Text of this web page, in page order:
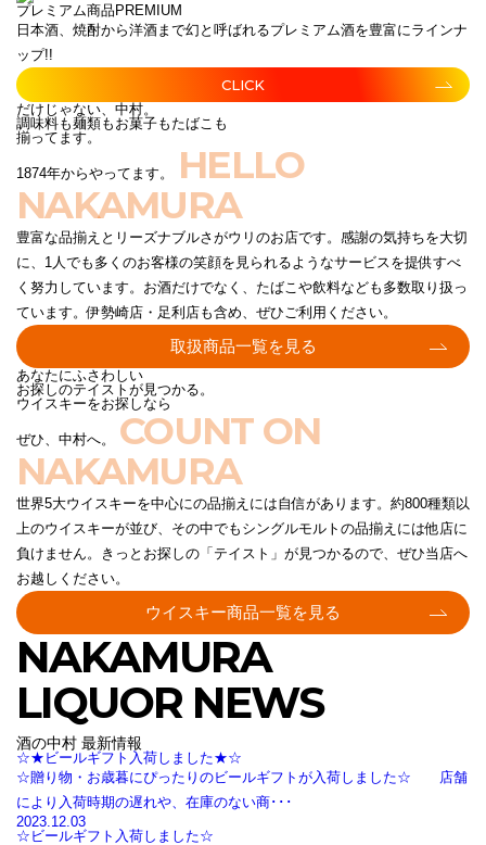
プレミアム商品 PREMIUM
日本酒、焼酎から洋酒まで幻と呼ばれるプレミアム酒を豊富にラインナ
ップ!!
CLICK
だけじゃない、中村。
調味料も麺類もお菓子もたばこも
揃ってます。
1874年からやってます。
HELLO
NAKAMURA
豊富な品揃えとリーズナブルさがウリのお店です。感謝の気持ちを大切
に、1人でも多くのお客様の笑顔を見られるようなサービスを提供すべ
く努力しています。お酒だけでなく、たばこや飲料なども多数取り扱っ
ています。伊勢崎店・足利店も含め、ぜひご利用ください。
取扱商品一覧を見る
あなたにふさわしい
お探しのテイストが見つかる。
ウイスキーをお探しなら
ぜひ、中村へ。 COUNT ON
NAKAMURA
世界5大ウイスキーを中心にの品揃えには自信があります。約800種類以
上のウイスキーが並び、その中でもシングルモルトの品揃えには他店に
負けません。きっとお探しの「テイスト」が見つかるので、ぜひ当店へ
お越しください。
ウイスキー商品一覧を見る
NAKAMURA
LIQUOR NEWS
酒の中村 最新情報
☆★ビールギフト入荷しました★☆
☆贈り物・お歳暮にぴったりのビールギフトが入荷しました☆ 店舗
により入荷時期の遅れや、在庫のない商･･･
2023.12.03
☆ビールギフト入荷しました☆